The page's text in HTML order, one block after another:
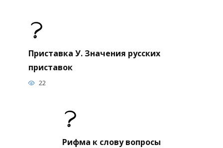
Приставка У. Значения русских
приставок
22
Рифма к слову вопросы